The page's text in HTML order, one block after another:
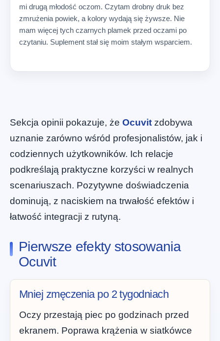
mi drugą młodość oczom. Czytam drobny druk bez
zmrużenia powiek, a kolory wydają się żywsze. Nie
mam więcej tych czarnych plamek przed oczami po
czytaniu. Suplement stał się moim stałym wsparciem.
Sekcja opinii pokazuje, że Ocuvit zdobywa
uznanie zarówno wśród profesjonalistów, jak i
codziennych użytkowników. Ich relacje
podkreślają praktyczne korzyści w realnych
scenariuszach. Pozytywne doświadczenia
dominują, z naciskiem na trwałość efektów i
łatwość integracji z rutyną.
Pierwsze efekty stosowania
Ocuvit
Mniej zmęczenia po 2 tygodniach
Oczy przestają piec po godzinach przed
ekranem. Poprawa krążenia w siatkówce